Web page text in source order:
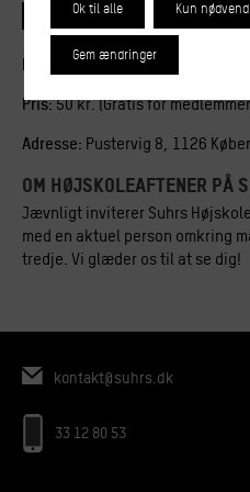
Køb billet
Dato og tid:Onsdag den 30.
Pris:50 kr. (Gratis for
Adresse: Pustervig 8, 1126
OM HØJSKOLEAFTENER PÅ
Jævnligt inviterer Suhrs
med en aktuel person omkring
tredje. Vi glæder os til at se dig!
kontakt@suhrs.dk
33 12 80 53
Ok til alle Kun
Gem ændringer